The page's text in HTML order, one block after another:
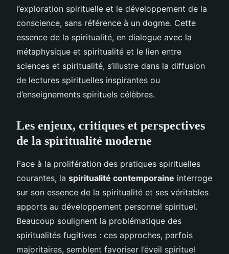
l’exploration spirituelle et le développement de la
conscience, sans référence à un dogme. Cette
essence de la spiritualité, en dialogue avec la
métaphysique et spiritualité et le lien entre
sciences et spiritualité, s’illustre dans la diffusion
de lectures spirituelles inspirantes ou
d’enseignements spirituels célèbres.
Les enjeux, critiques et perspectives
de la spiritualité moderne
Face à la prolifération des pratiques spirituelles
courantes, la spiritualité contemporaine interroge
sur son essence de la spiritualité et ses véritables
apports au développement personnel spirituel.
Beaucoup soulignent la problématique des
spiritualités fugitives : ces approches, parfois
majoritaires, semblent favoriser l’éveil spirituel